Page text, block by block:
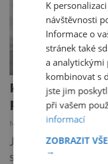
Proč někteří
pozdě!
MEDICÍNA ZAJÍMAVOSTI
Jsou lidé, kteří ať
schůzku nikdy
K
návštěvnosti
Informace o
stránek také
a
kombinovat s
jste jim
při vašem
informací
ZOBRAZIT
→